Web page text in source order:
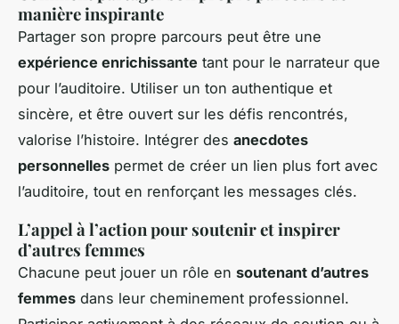
manière inspirante
Partager son propre parcours peut être une
expérience enrichissante tant pour le narrateur que
pour l’auditoire. Utiliser un ton authentique et
sincère, et être ouvert sur les défis rencontrés,
valorise l’histoire. Intégrer des anecdotes
personnelles permet de créer un lien plus fort avec
l’auditoire, tout en renforçant les messages clés.
L’appel à l’action pour soutenir et inspirer
d’autres femmes
Chacune peut jouer un rôle en soutenant d’autres
femmes dans leur cheminement professionnel.